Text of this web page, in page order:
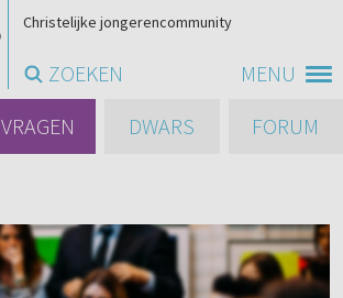
MENU
Christelijke jongerencommunity
ZOEKEN
VRAGEN DWARS FORUM